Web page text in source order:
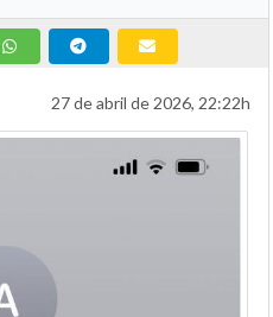
27 de abril de 2026, 22:22h